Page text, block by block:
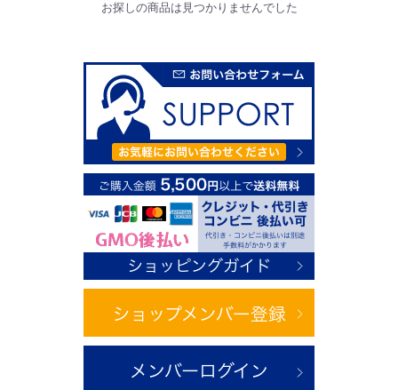
お探しの商品は見つかりませんでした